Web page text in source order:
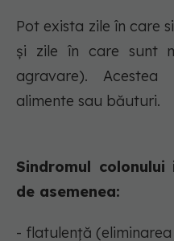
Pot exista zile în care
și zile în care sunt
agravare).
alimente sau băuturi.
Sindromul
de asemenea:
- flatulență